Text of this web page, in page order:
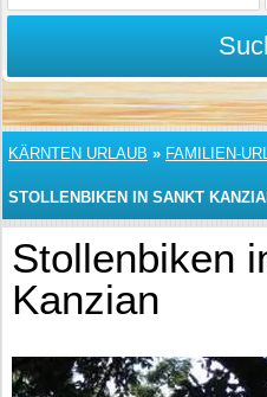
KÄRNTEN URLAUB » FAMILIEN-
STOLLENBIKEN IN SANKT
Stollenbiken
Kanzian